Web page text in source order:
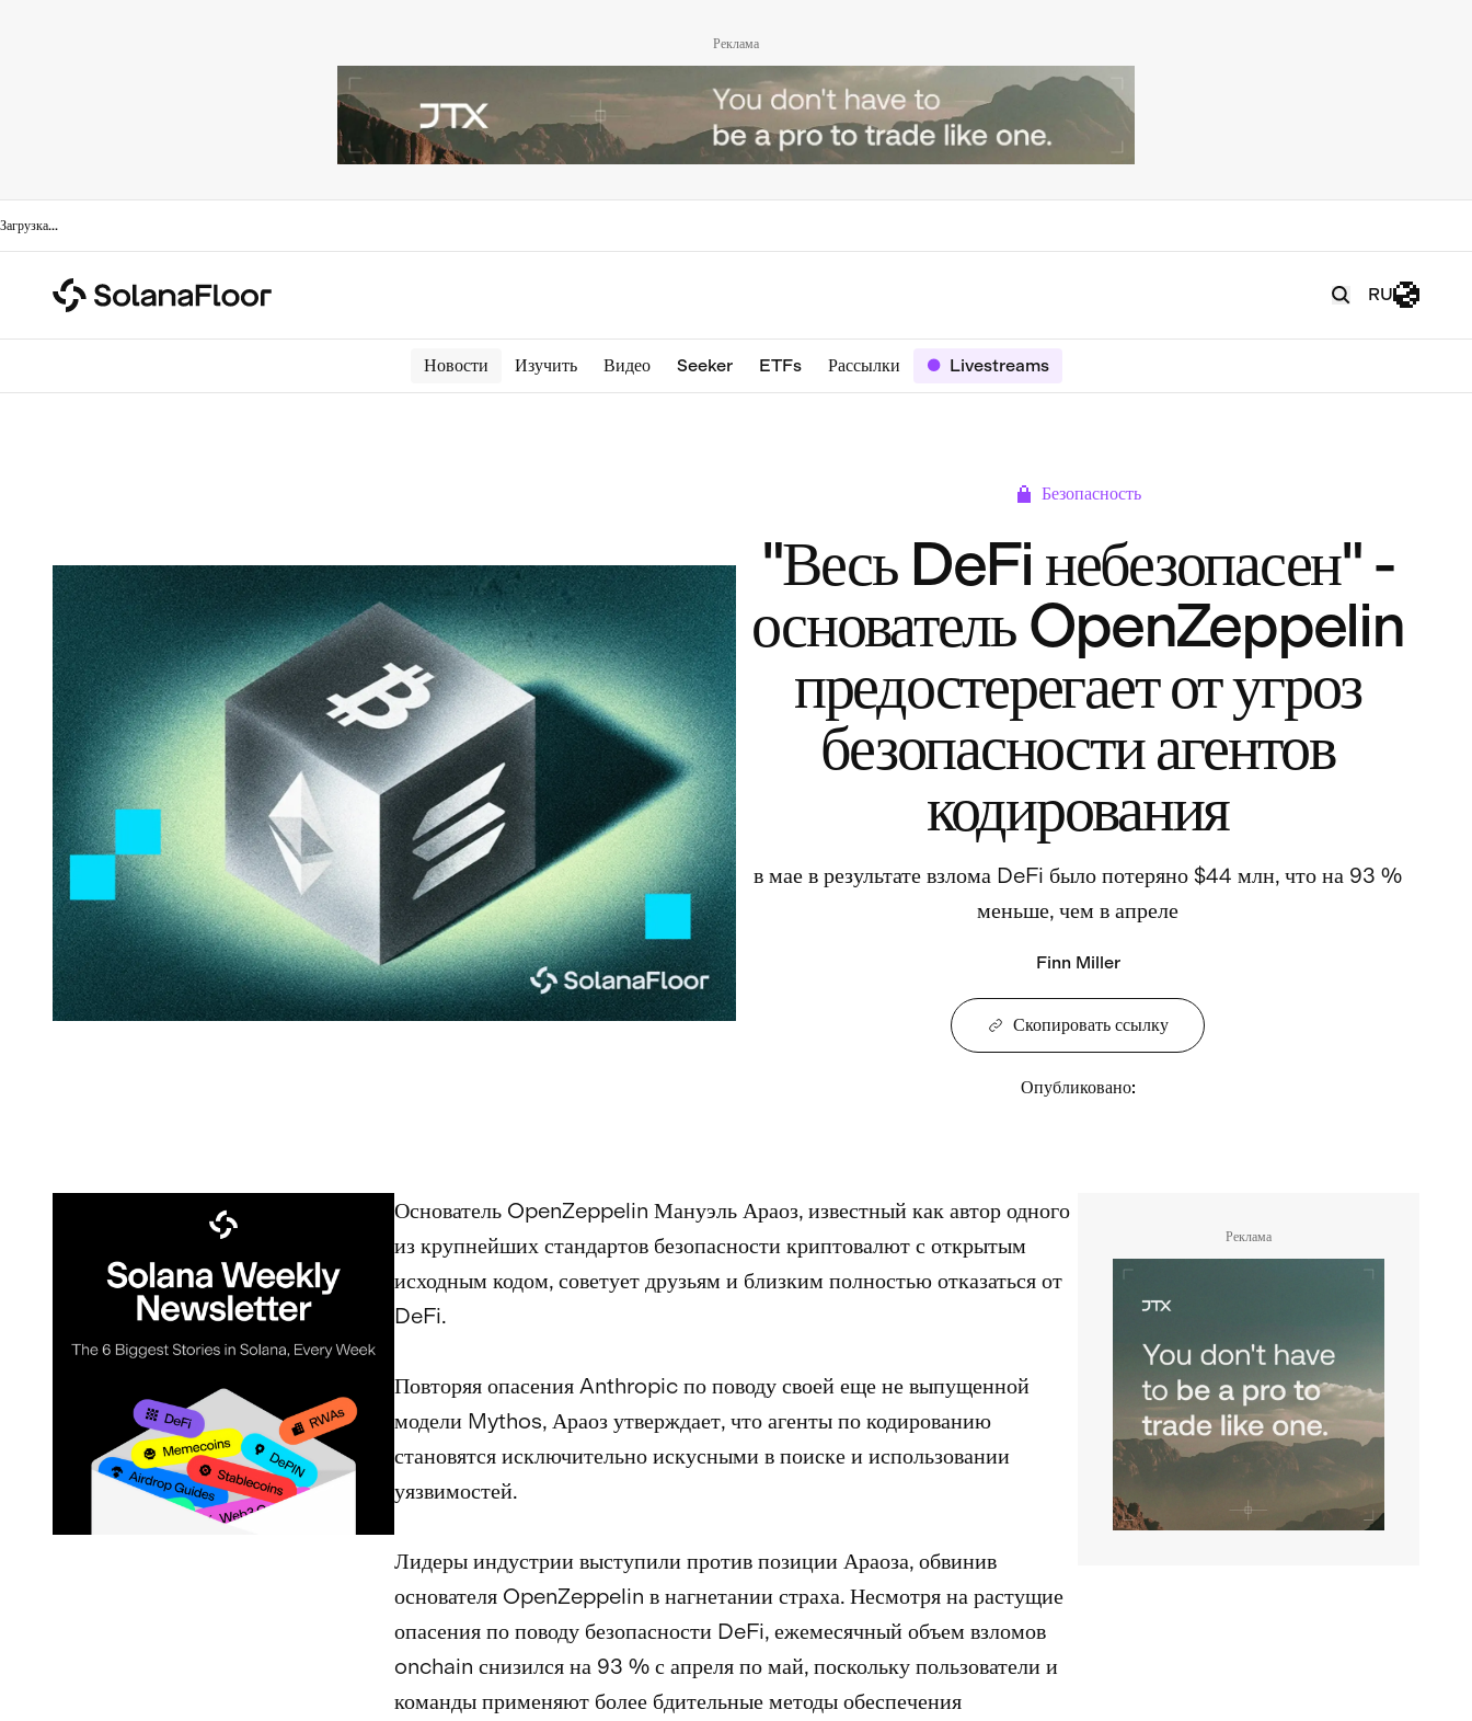
Реклама
Загрузка...
RU
Новости Изучить Видео Seeker ETFs Рассылки Livestreams
Безопасность
"Весь DeFi небезопасен" -
основатель OpenZeppelin
предостерегает от угроз
безопасности агентов
кодирования
в мае в результате взлома DeFi было потеряно $44 млн, что на 93 %
меньше, чем в апреле
Finn Miller
Скопировать ссылку
Опубликовано:
Основатель OpenZeppelin Мануэль Араоз, известный как автор одного
из крупнейших стандартов безопасности криптовалют с открытым
исходным кодом, советует друзьям и близким полностью отказаться от
DeFi.
Повторяя опасения Anthropic по поводу своей еще не выпущенной
модели Mythos, Араоз утверждает, что агенты по кодированию
становятся исключительно искусными в поиске и использовании
уязвимостей.
Лидеры индустрии выступили против позиции Араоза, обвинив
основателя OpenZeppelin в нагнетании страха. Несмотря на растущие
опасения по поводу безопасности DeFi, ежемесячный объем взломов
onchain снизился на 93 % с апреля по май, поскольку пользователи и
команды применяют более бдительные методы обеспечения
Реклама